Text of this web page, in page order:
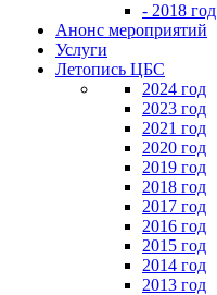
- 2018 год
Анонс мероприятий
Услуги
Летопись ЦБС
2024 год
2023 год
2021 год
2020 год
2019 год
2018 год
2017 год
2016 год
2015 год
2014 год
2013 год